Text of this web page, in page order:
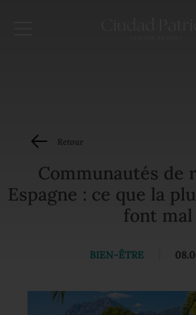
Retour
Communautés de
Espagne : ce que la
font mal
BIEN-ÊTRE